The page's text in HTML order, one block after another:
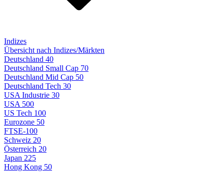
Indizes
Übersicht nach Indizes/Märkten
Deutschland 40
Deutschland Small Cap 70
Deutschland Mid Cap 50
Deutschland Tech 30
USA Industrie 30
USA 500
US Tech 100
Eurozone 50
FTSE-100
Schweiz 20
Österreich 20
Japan 225
Hong Kong 50